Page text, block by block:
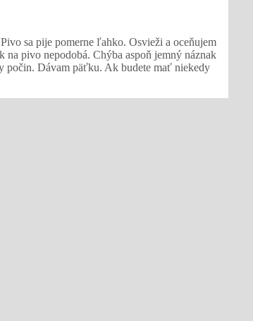
sa pije pomerne ľahko. Osvieži a oceňujem
pivo nepodobá. Chýba aspoň jemný náznak
počin. Dávam päťku. Ak budete mať niekedy